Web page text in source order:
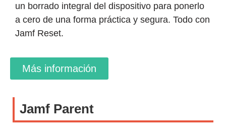
un borrado integral del dispositivo para ponerlo
a cero de una forma práctica y segura. Todo con
Jamf Reset.
Más información
Jamf Parent